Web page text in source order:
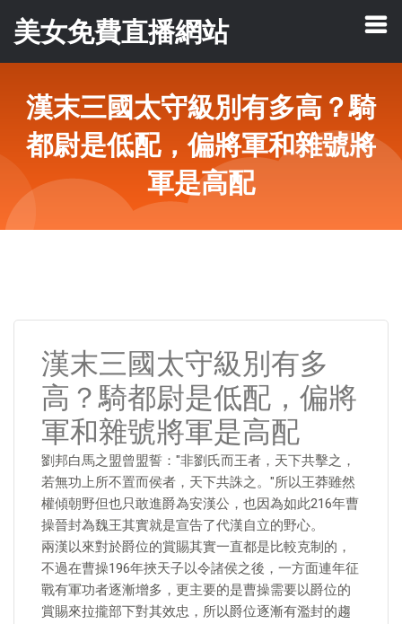
美女免費直播網站
漢末三國太守級別有多高？騎
都尉是低配，偏將軍和雜號將
軍是高配
漢末三國太守級別有多
高？騎都尉是低配，偏將
軍和雜號將軍是高配
劉邦白馬之盟曾盟誓："非劉氏而王者，天下共擊之，
若無功上所不置而侯者，天下共誅之。"所以王莽雖然
權傾朝野但也只敢進爵為安漢公，也因為如此216年曹
操晉封為魏王其實就是宣告了代漢自立的野心。
兩漢以來對於爵位的賞賜其實一直都是比較克制的，
不過在曹操196年挾天子以令諸侯之後，一方面連年征
戰有軍功者逐漸增多，更主要的是曹操需要以爵位的
賞賜來拉攏部下對其效忠，所以爵位逐漸有濫封的趨